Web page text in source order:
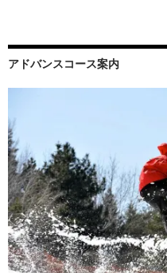
アドバンスコース案内